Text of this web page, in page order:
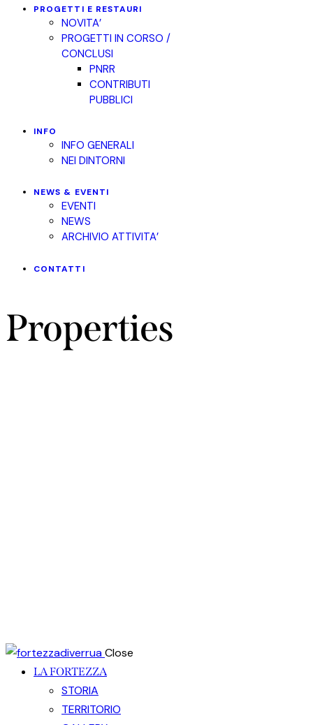
PROGETTI E RESTAURI
NOVITA’
PROGETTI IN CORSO /
CONCLUSI
PNRR
CONTRIBUTI
PUBBLICI
INFO
INFO GENERALI
NEI DINTORNI
NEWS & EVENTI
EVENTI
NEWS
ARCHIVIO ATTIVITA’
CONTATTI
Properties
Close
LA FORTEZZA
STORIA
TERRITORIO